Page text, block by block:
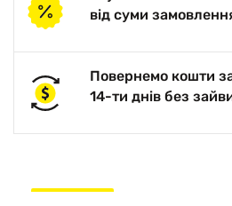
від суми
Повернемо кошти
14-ти днів без